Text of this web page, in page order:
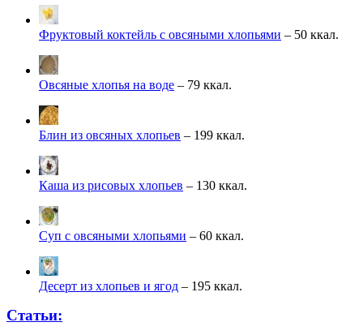
Фруктовый коктейль с овсяными хлопьями – 50 ккал.
Овсяные хлопья на воде – 79 ккал.
Блин из овсяных хлопьев – 199 ккал.
Каша из рисовых хлопьев – 130 ккал.
Суп с овсяными хлопьями – 60 ккал.
Десерт из хлопьев и ягод – 195 ккал.
Статьи: